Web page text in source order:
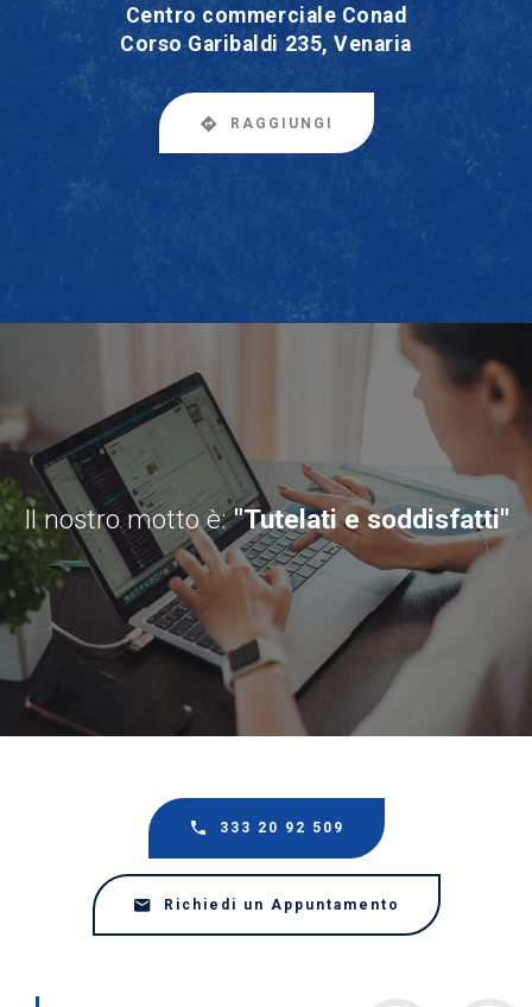
Centro commerciale Conad
Corso Garibaldi 235, Venaria
RAGGIUNGI
Il nostro motto è:"Tutelati e soddisfatti"
333 20 92 509
Richiedi un Appuntamento